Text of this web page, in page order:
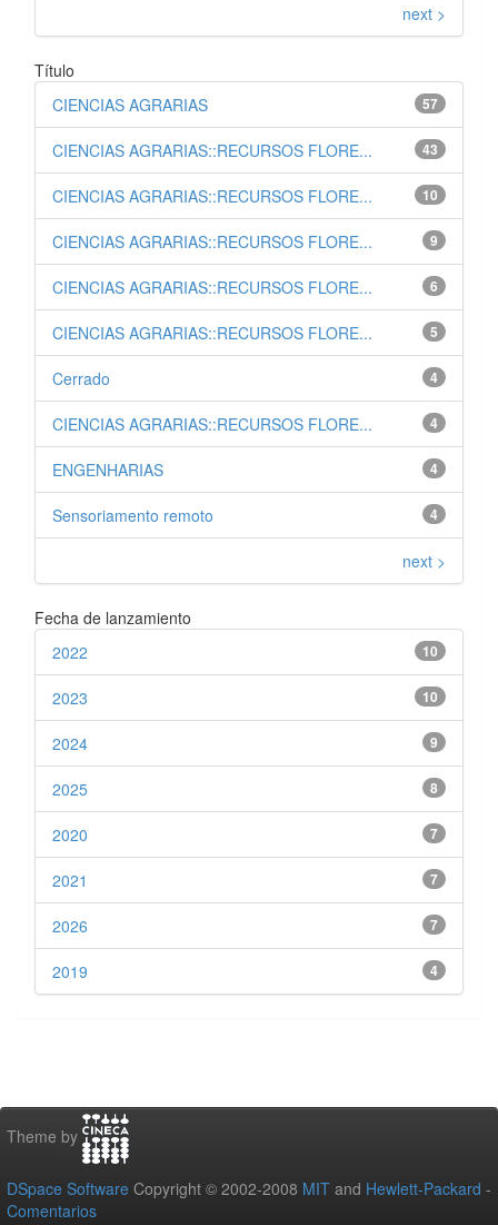
next >
Título
57
CIENCIAS AGRARIAS
43
CIENCIAS AGRARIAS::RECURSOS FLORE...
10
CIENCIAS AGRARIAS::RECURSOS FLORE...
9
CIENCIAS AGRARIAS::RECURSOS FLORE...
6
CIENCIAS AGRARIAS::RECURSOS FLORE...
5
CIENCIAS AGRARIAS::RECURSOS FLORE...
4
Cerrado
4
CIENCIAS AGRARIAS::RECURSOS FLORE...
4
ENGENHARIAS
4
Sensoriamento remoto
next >
Fecha de lanzamiento
10
2022
10
2023
9
2024
8
2025
7
2020
7
2021
7
2026
4
2019
Theme by
DSpace Software Copyright © 2002-2008 MIT and Hewlett-Packard -
Comentarios